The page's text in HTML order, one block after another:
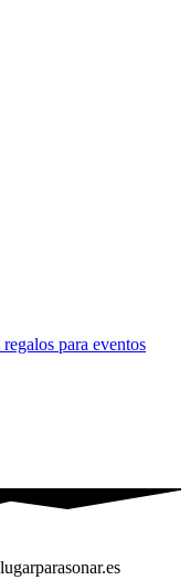
para eventos